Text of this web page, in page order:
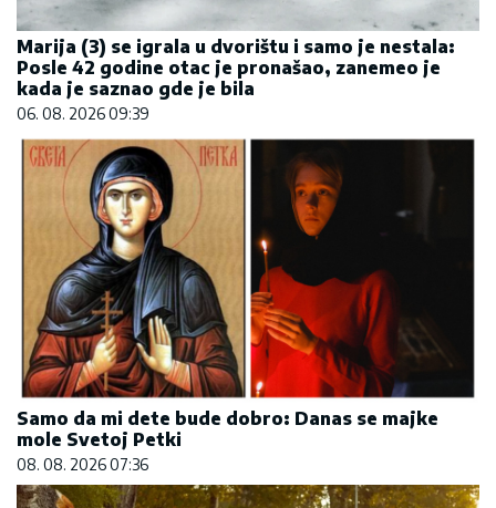
Marija (3) se igrala u dvorištu i samo je nestala:
Posle 42 godine otac je pronašao, zanemeo je
kada je saznao gde je bila
06. 08. 2026 09:39
Samo da mi dete bude dobro: Danas se majke
mole Svetoj Petki
08. 08. 2026 07:36